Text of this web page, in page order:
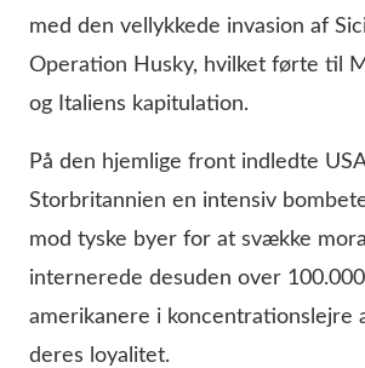
med den vellykkede invasion af
Operation Husky, hvilket førte til
og Italiens kapitulation.
På den hjemlige front indledte
Storbritannien en intensiv
mod tyske byer for at svække
internerede desuden over
amerikanere i koncentrationslejre
deres loyalitet.